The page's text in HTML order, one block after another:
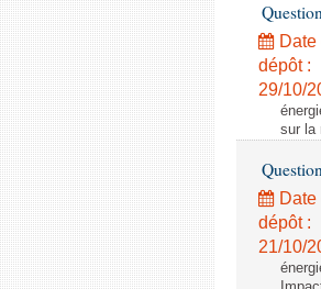
Date
dépôt :
29/10/
sur la
Date
dépôt :
21/10/